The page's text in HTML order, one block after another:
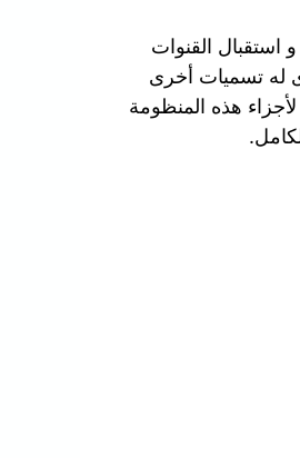
استقبال القنوات
له تسميات أخرى
هذه المنظومة